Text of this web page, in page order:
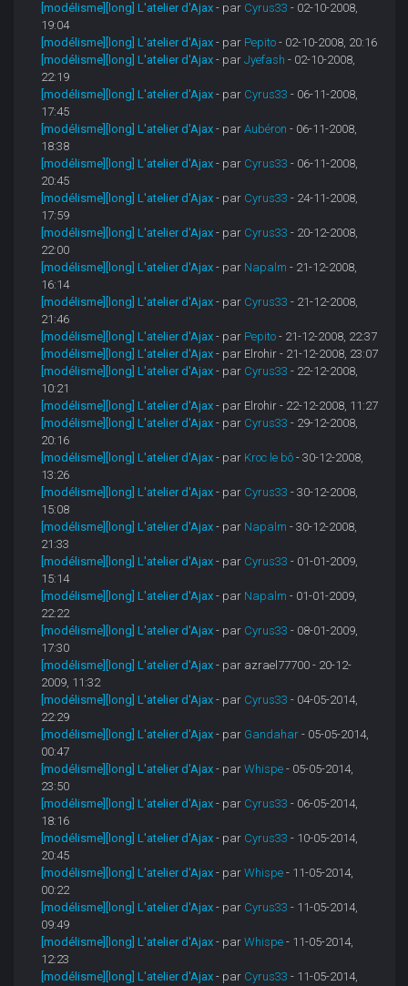
[modélisme][long] L'atelier d'Ajax - par Cyrus33 - 02-10-2008,
19:04
[modélisme][long] L'atelier d'Ajax - par Pepito - 02-10-2008, 20:16
[modélisme][long] L'atelier d'Ajax - parJyefash - 02-10-2008,
22:19
[modélisme][long] L'atelier d'Ajax - par Cyrus33 - 06-11-2008,
17:45
[modélisme][long] L'atelier d'Ajax - parAubéron - 06-11-2008,
18:38
[modélisme][long] L'atelier d'Ajax - par Cyrus33 - 06-11-2008,
20:45
[modélisme][long] L'atelier d'Ajax - par Cyrus33 - 24-11-2008,
17:59
[modélisme][long] L'atelier d'Ajax - par Cyrus33 - 20-12-2008,
22:00
[modélisme][long] L'atelier d'Ajax - par Napalm - 21-12-2008,
16:14
[modélisme][long] L'atelier d'Ajax - par Cyrus33 - 21-12-2008,
21:46
[modélisme][long] L'atelier d'Ajax - par Pepito - 21-12-2008, 22:37
[modélisme][long] L'atelier d'Ajax - par Elrohir - 21-12-2008, 23:07
[modélisme][long] L'atelier d'Ajax - par Cyrus33 - 22-12-2008,
10:21
[modélisme][long] L'atelier d'Ajax - par Elrohir - 22-12-2008, 11:27
[modélisme][long] L'atelier d'Ajax - par Cyrus33 - 29-12-2008,
20:16
[modélisme][long] L'atelier d'Ajax - par Kroc le bô - 30-12-2008,
13:26
[modélisme][long] L'atelier d'Ajax - par Cyrus33 - 30-12-2008,
15:08
[modélisme][long] L'atelier d'Ajax - par Napalm - 30-12-2008,
21:33
[modélisme][long] L'atelier d'Ajax - par Cyrus33 - 01-01-2009,
15:14
[modélisme][long] L'atelier d'Ajax - par Napalm - 01-01-2009,
22:22
[modélisme][long] L'atelier d'Ajax - par Cyrus33 - 08-01-2009,
17:30
[modélisme][long] L'atelier d'Ajax - par azrael77700 - 20-12-
2009, 11:32
[modélisme][long] L'atelier d'Ajax - par Cyrus33 - 04-05-2014,
22:29
[modélisme][long] L'atelier d'Ajax - par Gandahar - 05-05-2014,
00:47
[modélisme][long] L'atelier d'Ajax - parWhispe - 05-05-2014,
23:50
[modélisme][long] L'atelier d'Ajax - par Cyrus33 - 06-05-2014,
18:16
[modélisme][long] L'atelier d'Ajax - par Cyrus33 - 10-05-2014,
20:45
[modélisme][long] L'atelier d'Ajax - parWhispe - 11-05-2014,
00:22
[modélisme][long] L'atelier d'Ajax - par Cyrus33 - 11-05-2014,
09:49
[modélisme][long] L'atelier d'Ajax - parWhispe - 11-05-2014,
12:23
[modélisme][long] L'atelier d'Ajax - par Cyrus33 - 11-05-2014,